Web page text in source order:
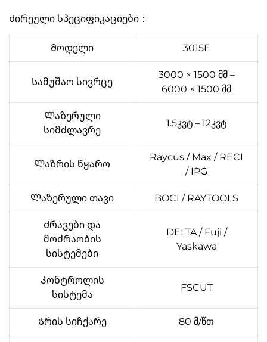
Ძირეული სპეციფიკაციები：
Მოდელი 3015E
Სამუშაო სივრცე
3000 × 1500 მმ –
6000 × 1500 მმ
Ლაზერული
სიმძლავრე
1.5კვტ – 12კვტ
Ლაზრის წყარო
Raycus / Max / RECI
/ IPG
Ლაზერული თავი BOCI / RAYTOOLS
Ძრავები და
მოძრაობის
სისტემები
DELTA / Fuji /
Yaskawa
Კონტროლის
სისტემა
FSCUT
Ჭრის სიჩქარე 80 მ/წთ